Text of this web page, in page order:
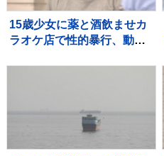
15歳少女に薬と酒飲ませカ
ラオケ店で性的暴行、動画